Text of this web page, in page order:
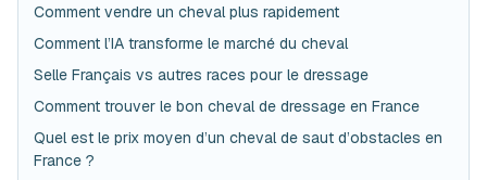
Comment vendre un cheval plus rapidement
Comment l’IA transforme le marché du cheval
Selle Français vs autres races pour le dressage
Comment trouver le bon cheval de dressage en France
Quel est le prix moyen d’un cheval de saut d’obstacles en
France ?